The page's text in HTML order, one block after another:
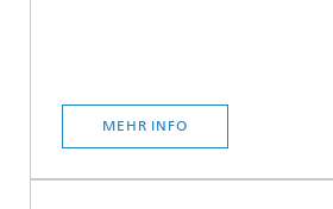
MEHR INFO